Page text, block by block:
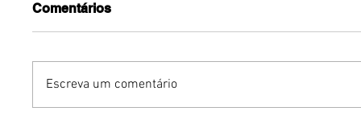
Comentários
Escreva um comentário